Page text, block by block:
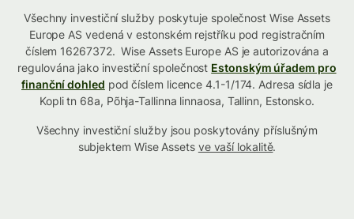
Všechny investiční služby poskytuje společnost Wise Assets
Europe AS vedená v estonském rejstříku pod registračním
číslem 16267372. Wise Assets Europe AS je autorizována a
regulována jako investiční společnost Estonským úřadem pro
finanční dohled pod číslem licence 4.1-1/174. Adresa sídla je
Kopli tn 68a, Põhja-Tallinna linnaosa, Tallinn, Estonsko.
Všechny investiční služby jsou poskytovány příslušným
subjektem Wise Assets ve vaší lokalitě.